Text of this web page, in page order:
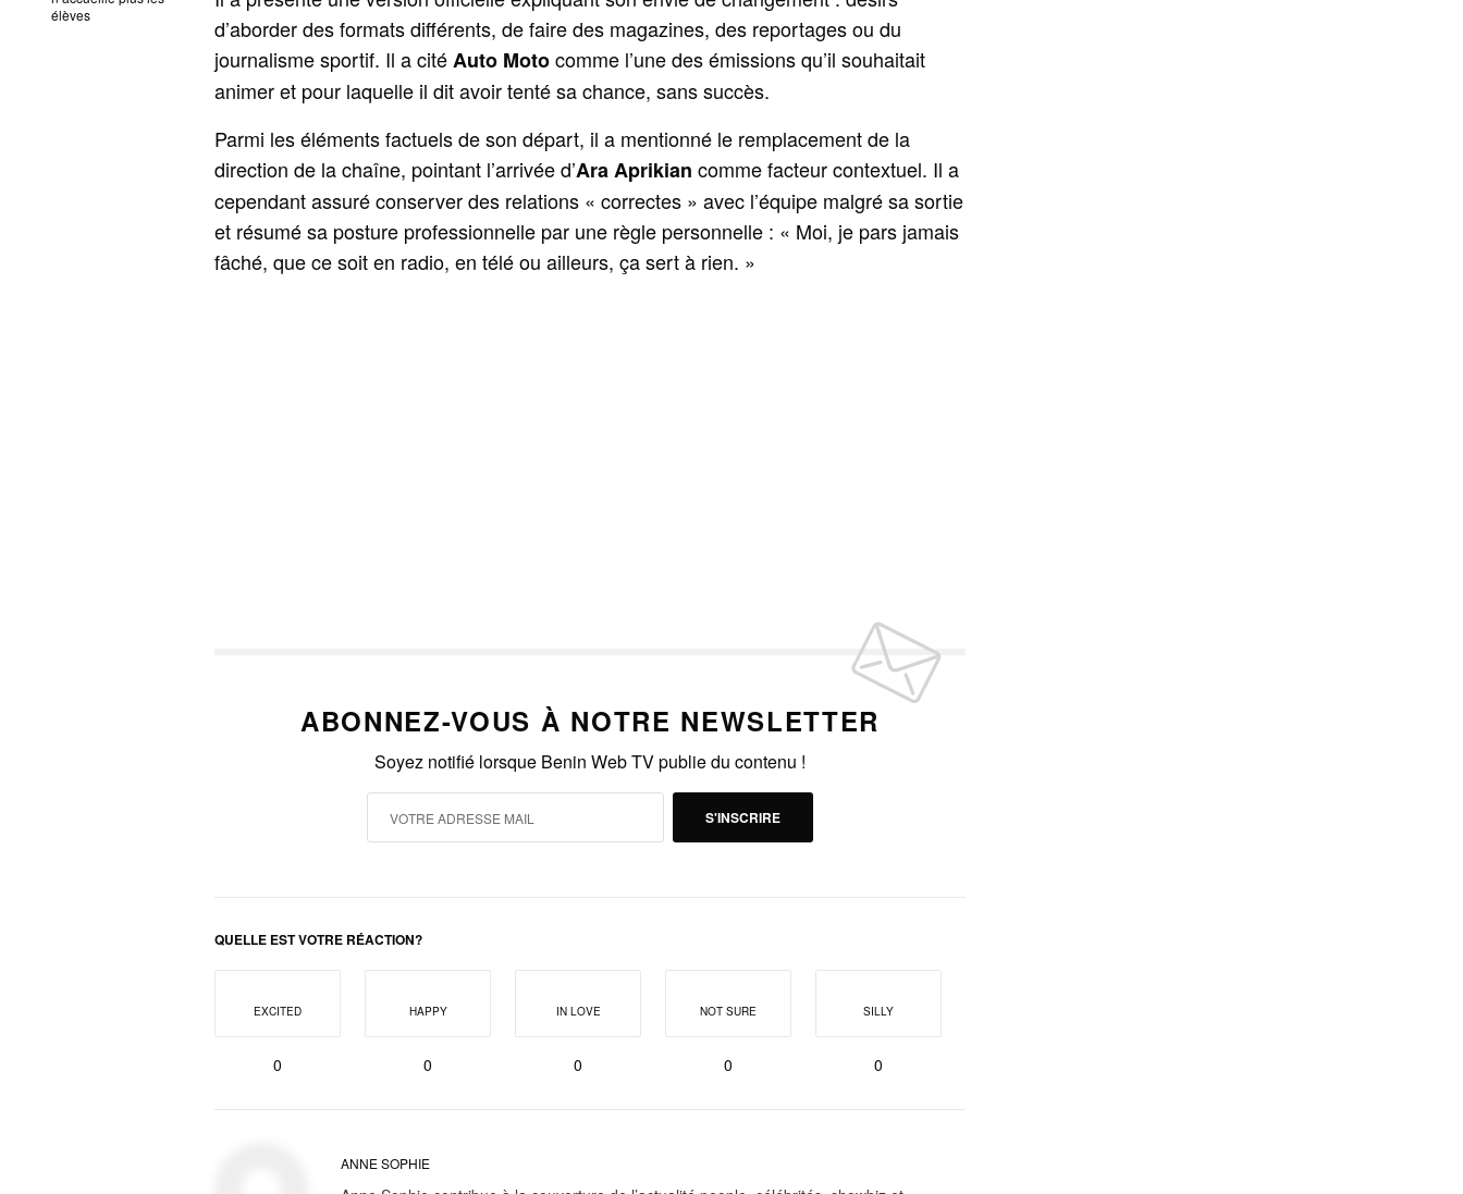
élèves
d’aborder des formats différents, de faire des magazines, des reportages ou du
journalisme sportif. Il a citéAuto Motocomme l’une des émissions qu’il souhaitait
animer et pour laquelle il dit avoir tenté sa chance, sans succès.
Parmi les éléments factuels de son départ, il a mentionné le remplacement de la
direction de la chaîne, pointant l’arrivée d’Ara Aprikian comme facteur contextuel. Il a
cependant assuré conserver des relations « correctes » avec l’équipe malgré sa sortie
et résumé sa posture professionnelle par une règle personnelle : « Moi, je pars jamais
fâché, que ce soit en radio, en télé ou ailleurs, ça sert à rien. »
ABONNEZ-VOUS À NOTRE NEWSLETTER
Soyez notifié lorsque Benin Web TV publie du contenu !
S'INSCRIRE
QUELLE EST VOTRE RÉACTION?
EXCITED
0
HAPPY
0
IN LOVE
0
NOT SURE
0
SILLY
0
ANNE SOPHIE